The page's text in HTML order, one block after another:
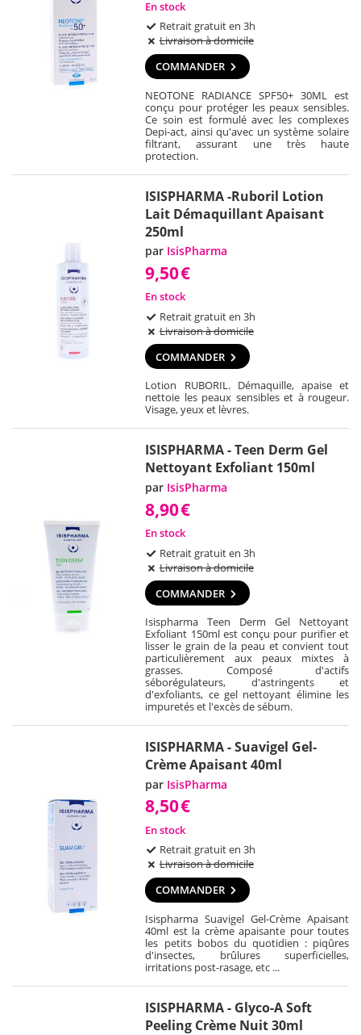
En stock
Retrait gratuit en 3h
Livraison à domicile
COMMANDER
NEOTONE RADIANCE SPF50+ 30ML est
conçu pour protéger les peaux sensibles.
Ce soin est formulé avec les complexes
Depi-act, ainsi qu'avec un système solaire
filtrant, assurant une très haute
protection.
ISISPHARMA -Ruboril Lotion
Lait Démaquillant Apaisant
250ml
par IsisPharma
9,50€
En stock
Retrait gratuit en 3h
Livraison à domicile
COMMANDER
Lotion RUBORIL. Démaquille, apaise et
nettoie les peaux sensibles et à rougeur.
Visage, yeux et lèvres.
ISISPHARMA - Teen Derm Gel
Nettoyant Exfoliant 150ml
par IsisPharma
8,90€
En stock
Retrait gratuit en 3h
Livraison à domicile
COMMANDER
Isispharma Teen Derm Gel Nettoyant
Exfoliant 150ml est conçu pour purifier et
lisser le grain de la peau et convient tout
particulièrement aux peaux mixtes à
grasses. Composé d'actifs
séborégulateurs, d'astringents et
d'exfoliants, ce gel nettoyant élimine les
impuretés et l'excès de sébum.
ISISPHARMA - Suavigel Gel-
Crème Apaisant 40ml
par IsisPharma
8,50€
En stock
Retrait gratuit en 3h
Livraison à domicile
COMMANDER
Isispharma Suavigel Gel-Crème Apaisant
40ml est la crème apaisante pour toutes
les petits bobos du quotidien : piqûres
d'insectes, brûlures superficielles,
irritations post-rasage, etc ...
ISISPHARMA - Glyco-A Soft
Peeling Crème Nuit 30ml